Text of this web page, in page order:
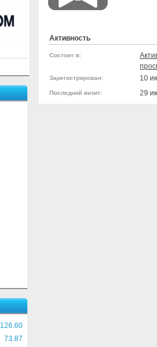
126.60
73.87
Активность
Состоит в:
Зарегистрирован: 10
Последний визит: 29